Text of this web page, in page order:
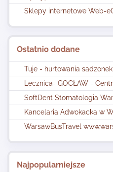
Sklepy internetowe Web-
Ostatnio dodane
Tuje - hurtowania sadzonek
Lecznica- GOCŁAW -
SoftDent Stomatologia
Kancelaria Adwokacka w
WarsawBusTravel
Najpopularniejsze